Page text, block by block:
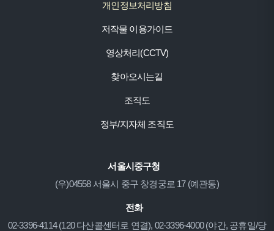
개인정보처리방침
저작물 이용가이드
영상처리(CCTV)
찾아오시는길
조직도
정부/지자체 조직도
서울시중구청
(우)04558 서울시 중구 창경궁로 17 (예관동)
전화
02-3396-4114 (120 다산콜센터로 연결), 02-3396-4000 (야간, 공휴일/당